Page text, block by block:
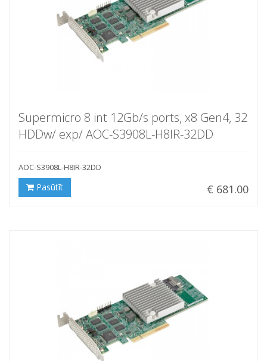
Supermicro 8 int 12Gb/s ports, x8 Gen4, 32
HDDw/ exp/ AOC-S3908L-H8IR-32DD
AOC-S3908L-H8IR-32DD
€ 681.00
Pasūtīt